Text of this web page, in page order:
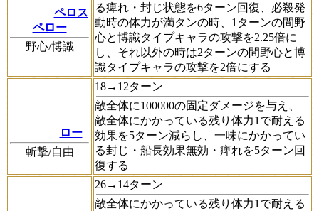
ペロス
ペロー
野心/博識
る痺れ・封じ状態を6ターン回復、必殺発
動時の体力が満タンの時、1ターンの間野
心と博識タイプキャラの攻撃を2.25倍に
し、それ以外の時は2ターンの間野心と博
識タイプキャラの攻撃を2倍にする
ロー
斬撃/自由
18→12ターン
敵全体に100000の固定ダメージを与え、
敵全体にかかっている残り体力1で耐える
効果を5ターン減らし、一味にかかってい
る封じ・船長効果無効・痺れを5ターン回
復する
26→14ターン
敵全体にかかっている残り体力1で耐える